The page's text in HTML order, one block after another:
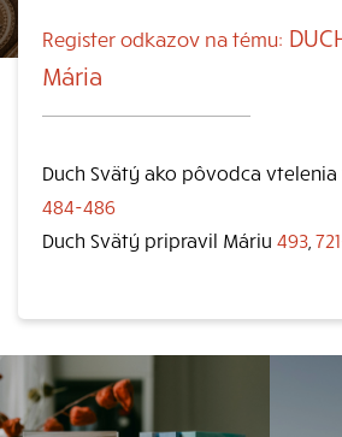
Register odkazov na tému:
Mária
Duch Svätý ako pôvodca vtelenia
484-486
Duch Svätý pripravil Máriu 493